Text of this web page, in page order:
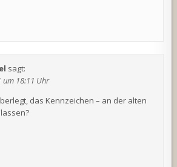
sagt:
um 18:11 Uhr
das Kennzeichen – an der alten